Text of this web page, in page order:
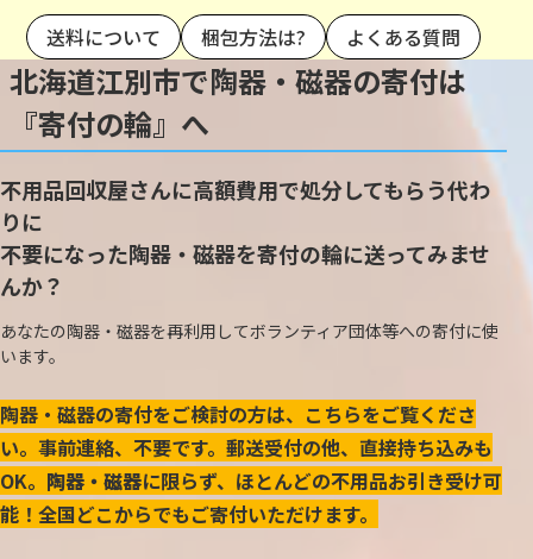
送料について 梱包方法は? よくある質問
北海道江別市で陶器・磁器の寄付は
『寄付の輪』へ
不用品回収屋さんに高額費用で処分してもらう代わ
りに
不要になった陶器・磁器を寄付の輪に送ってみませ
んか？
あなたの陶器・磁器を再利用してボランティア団体等への寄付に使
います。
陶器・磁器の寄付をご検討の方は、こちらをご覧くださ
い。事前連絡、不要です。郵送受付の他、直接持ち込みも
OK。 陶器・磁器に限らず、ほとんどの不用品お引き受け可
能！全国どこからでもご寄付いただけます。